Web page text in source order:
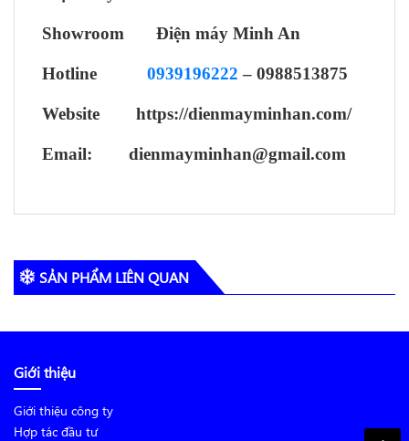
Showroom Điện máy Minh An
Hotline 0939196222 – 0988513875
Website https://dienmayminhan.com/
Email: dienmayminhan@gmail.com
SẢN PHẨM LIÊN QUAN
Giới thiệu
Giới thiệu công ty
Hợp tác đầu tư